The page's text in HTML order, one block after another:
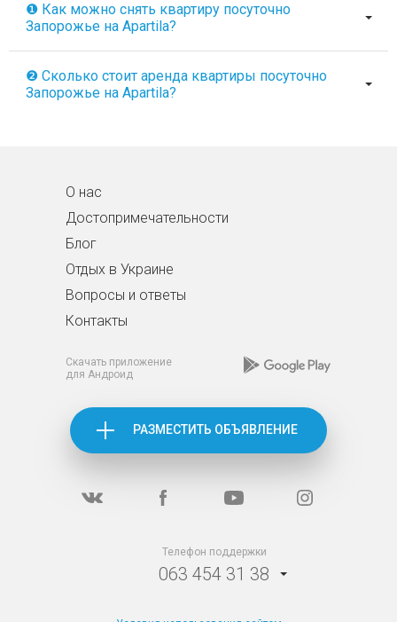
❶ Как можно снять квартиру посуточно
Запорожье на Apartila?
❷ Сколько стоит аренда квартиры посуточно
Запорожье на Apartila?
О нас
Достопримечательности
Блог
Отдых в Украине
Вопросы и ответы
Контакты
Скачать приложение
для Андроид
РАЗМЕСТИТЬ ОБЪЯВЛЕНИЕ
Телефон поддержки
063 454 31 38